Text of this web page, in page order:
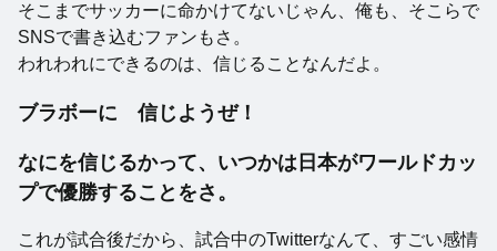
そこまでサッカーに命かけてないじゃん、俺も、そこらで
SNSで書き込むファンもさ。
われわれにできるのは、信じることなんだよ。
ブラボーに 信じようぜ！
なにを信じるかって、いつかは日本がワールドカッ
プで優勝することをさ。
これが試合後だから、試合中のTwitterなんて、すごい感情